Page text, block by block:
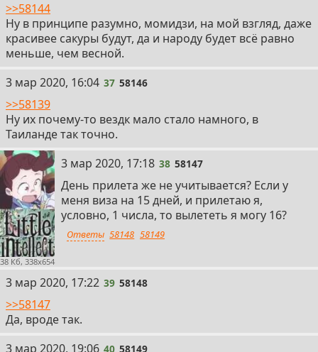
>>58144
Ну в принципе разумно, момидзи, на мой взгляд, даже
красивее сакуры будут, да и народу будет всё равно
меньше, чем весной.
37
3 мар 2020, 16:04 37 58146
>>58139
Ну их почему-то вездк мало стало намного, в
Таиланде так точно.
38 Кб, 338x654
38
3 мар 2020, 17:18 38 58147
День прилета же не учитывается? Если у
меня виза на 15 дней, и прилетаю я,
условно, 1 числа, то вылететь я могу 16?
Ответы 58148 58149
39
3 мар 2020, 17:22 39 58148
>>58147
Да, вроде так.
40
3 мар 2020, 19:06 40 58149